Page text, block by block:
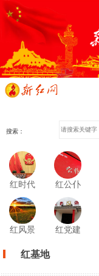
搜索：
红时代 红公仆
红风景 红党建
红基地